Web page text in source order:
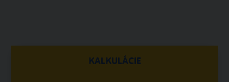
KALKULÁCIE